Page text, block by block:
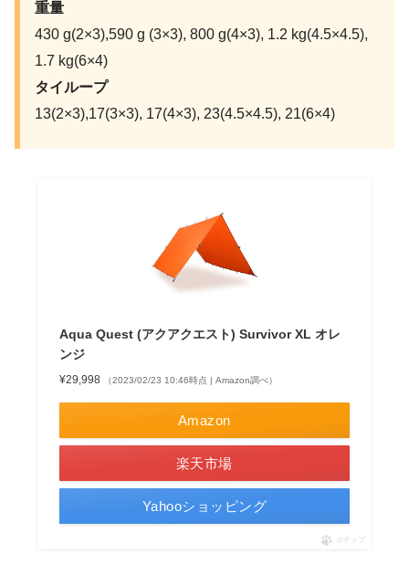
重量
430 g(2×3),590 g (3×3), 800 g(4×3), 1.2 kg(4.5×4.5),
1.7 kg(6×4)
タイループ
13(2×3),17(3×3), 17(4×3), 23(4.5×4.5), 21(6×4)
Aqua Quest (アクアクエスト) Survivor XL オレ
ンジ
¥29,998 （2023/02/23 10:46時点 | Amazon調べ）
Amazon
楽天市場
Yahooショッピング
ポチップ